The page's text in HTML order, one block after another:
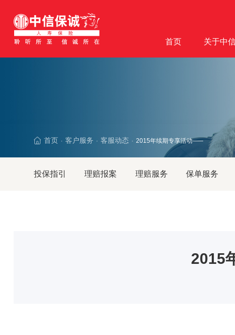
首页 关于中
首页 · 客户服务 · 客服动态 · 2015年续期专享活动——续保·复效
投保指引 理赔报案 理赔服务 保单服务
2015